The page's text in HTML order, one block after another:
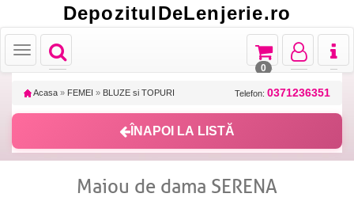
DepozitulDeLenjerie.ro
Toggle
navigation
Toggle
Toggle
navigation
Toggle
navigation
Toggle
navigation
0
Acasa » FEMEI » BLUZE si TOPURI Telefon: 0371236351
ÎNAPOI LA LISTĂ
Maiou de dama SERENA